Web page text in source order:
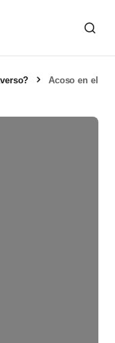
Acoso en el